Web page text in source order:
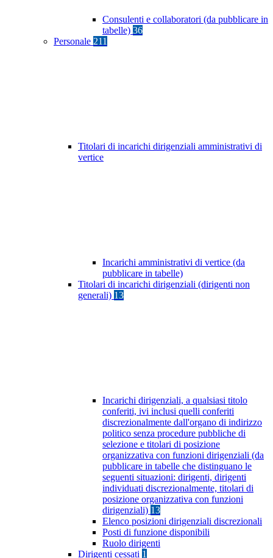
Consulenti e collaboratori (da pubblicare in
tabelle) 36
Personale 211
Titolari di incarichi dirigenziali amministrativi di
vertice
Incarichi amministrativi di vertice (da
pubblicare in tabelle)
Titolari di incarichi dirigenziali (dirigenti non
generali) 13
Incarichi dirigenziali, a qualsiasi titolo
conferiti, ivi inclusi quelli conferiti
discrezionalmente dall'organo di indirizzo
politico senza procedure pubbliche di
selezione e titolari di posizione
organizzativa con funzioni dirigenziali (da
pubblicare in tabelle che distinguano le
seguenti situazioni: dirigenti, dirigenti
individuati discrezionalmente, titolari di
posizione organizzativa con funzioni
dirigenziali) 13
Elenco posizioni dirigenziali discrezionali
Posti di funzione disponibili
Ruolo dirigenti
Dirigenti cessati 1